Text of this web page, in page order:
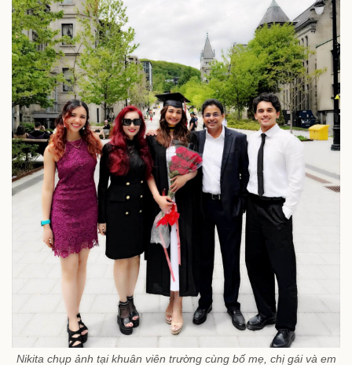
Nikita chụp ảnh tại khuân viên trường cùng bố mẹ, chị gái và em